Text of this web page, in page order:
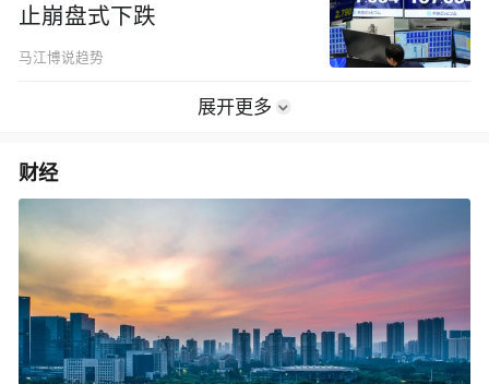
止崩盘式下跌
马江博说趋势
展开更多
财经